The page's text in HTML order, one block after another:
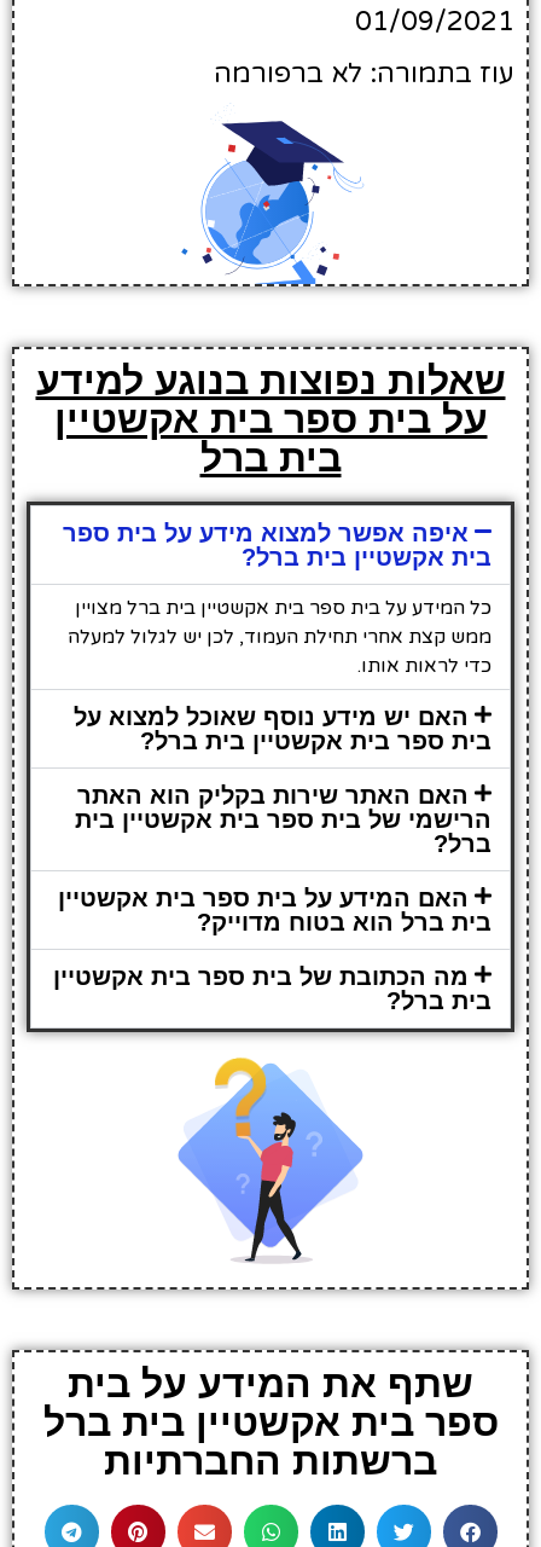
01/09/2021
עוז בתמורה: לא ברפורמה
שאלות נפוצות בנוגע למידע
על בית ספר בית אקשטיין
בית ברל
איפה אפשר למצוא מידע על בית ספר
בית אקשטיין בית ברל?
כל המידע על בית ספר בית אקשטיין בית ברל מצויין
ממש קצת אחרי תחילת העמוד, לכן יש לגלול למעלה
כדי לראות אותו.
האם יש מידע נוסף שאוכל למצוא על
בית ספר בית אקשטיין בית ברל?
האם האתר שירות בקליק הוא האתר
הרישמי של בית ספר בית אקשטיין בית
ברל?
האם המידע על בית ספר בית אקשטיין
בית ברל הוא בטוח מדוייק?
מה הכתובת של בית ספר בית אקשטיין
בית ברל?
שתף את המידע על בית
ספר בית אקשטיין בית ברל
ברשתות החברתיות